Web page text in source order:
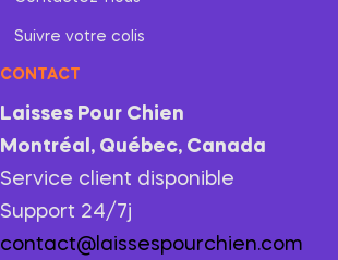
Suivre votre colis
CONTACT
Laisses Pour Chien
Montréal, Québec, Canada
Service client disponible
Support 24/7j
contact@laissespourchien.com